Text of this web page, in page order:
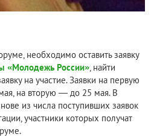
необходимо оставить заявку
«Молодежь России» , найти
на участие. Заявки на первую
на вторую — до 25 мая. В
из числа поступивших заявок
участники которых получат